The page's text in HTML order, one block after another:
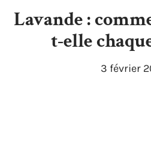
Lavande :
t-elle
3 février